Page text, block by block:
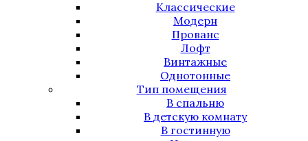
Классические
Модерн
Прованс
Лофт
Винтажные
Однотонные
Тип помещения
В спальню
В детскую комнату
В гостинную